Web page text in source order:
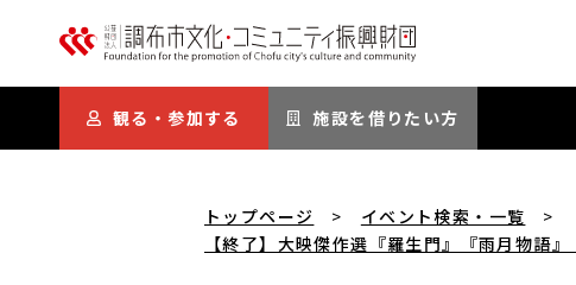
観る・参加する 施設を借りたい方
トップページ
イベント検索・一覧
【終了】大映傑作選『羅生門』『雨月物語